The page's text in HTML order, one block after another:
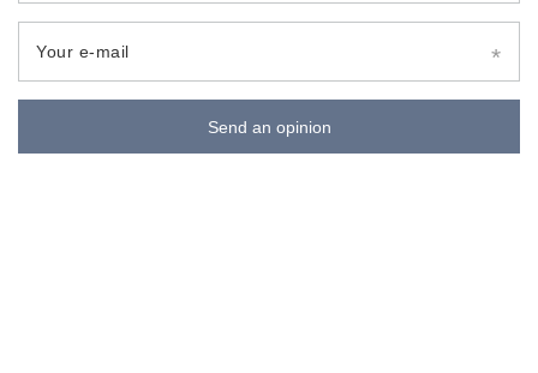
Your e-mail
Send an opinion